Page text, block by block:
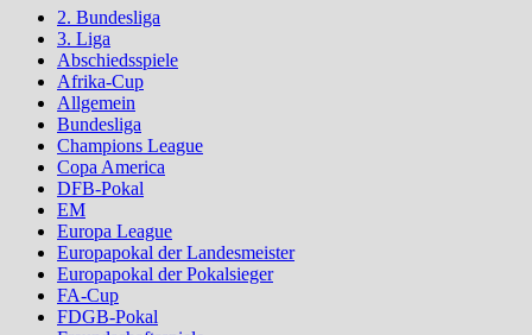
2. Bundesliga
3. Liga
Abschiedsspiele
Afrika-Cup
Allgemein
Bundesliga
Champions League
Copa America
DFB-Pokal
EM
Europa League
Europapokal der Landesmeister
Europapokal der Pokalsieger
FA-Cup
FDGB-Pokal